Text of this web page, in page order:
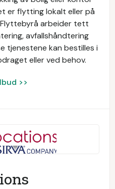
er flytting lokalt eller på
arbeider tett
avfallshåndtering
tjenestene kan bestilles i
eller ved behov.
>>